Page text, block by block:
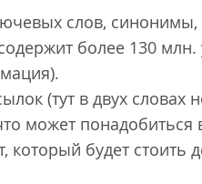
слов,
более 130
(тут в двух словах
может понадобиться
который будет стоить